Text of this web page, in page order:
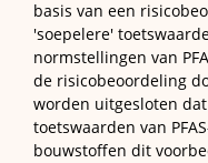
basis van een
'soepelere'
normstellingen van
de risicobeoordeling
worden uitgesloten
toetswaarden van
bouwstoffen dit